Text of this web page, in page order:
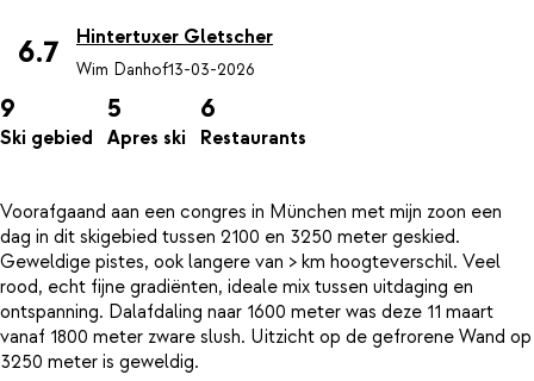
6.7 Hintertuxer Gletscher
Wim Danhof13-03-2026
9
Ski gebied
5
Apres ski
6
Restaurants
Voorafgaand aan een congres in München met mijn zoon een
dag in dit skigebied tussen 2100 en 3250 meter geskied.
Geweldige pistes, ook langere van > km hoogteverschil. Veel
rood, echt fijne gradiënten, ideale mix tussen uitdaging en
ontspanning. Dalafdaling naar 1600 meter was deze 11 maart
vanaf 1800 meter zware slush. Uitzicht op de gefrorene Wand op